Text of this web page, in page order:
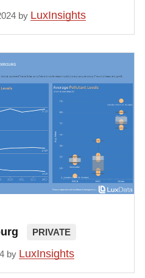
by LuxInsights
PRIVATE
by LuxInsights